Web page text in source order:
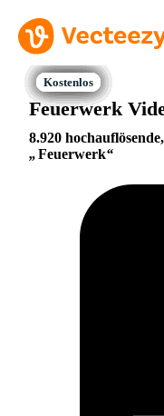
Feuerwerk
8.920
Feuerwerk